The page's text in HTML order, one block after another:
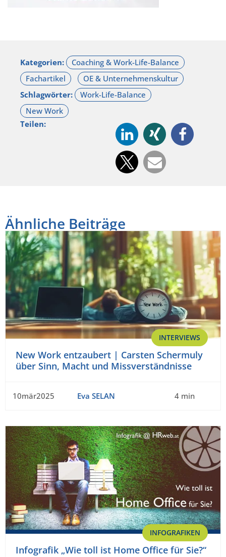
Kategorien:
Schlagwörter:
Teilen:
Ähnliche Beiträge
INTERVIEWS
New Work entzaubert | Carsten Schermuly
über Sinn, Macht und Missverständnisse
10mär2025 Eva SELAN 4 min
INFOGRAFIKEN
Infografik „Wie toll ist Home Office für Sie?“